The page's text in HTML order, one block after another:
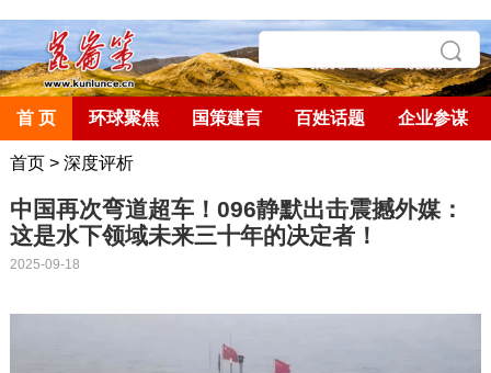
首 页 环球聚焦 国策建言 百姓话题 企业参谋
首页> 深度评析
中国再次弯道超车！096静默出击震撼外媒：
这是水下领域未来三十年的决定者！
2025-09-18